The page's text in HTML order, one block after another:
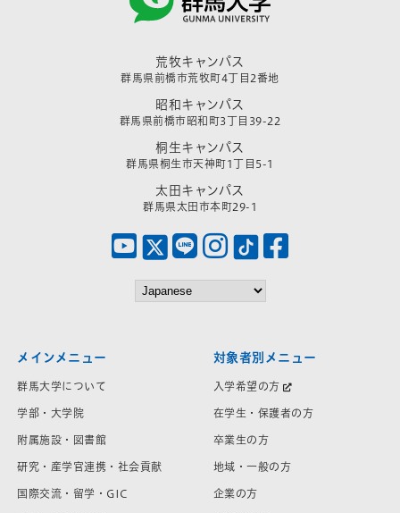
荒牧キャンパス
群馬県前橋市荒牧町4丁目2番地
昭和キャンパス
群馬県前橋市昭和町3丁目39-22
桐生キャンパス
群馬県桐生市天神町1丁目5-1
太田キャンパス
群馬県太田市本町29-1
メインメニュー
群馬大学について
学部・大学院
附属施設・図書館
研究・産学官連携・社会貢献
国際交流・留学・GIC
対象者別メニュー
入学希望の方
在学生・保護者の方
卒業生の方
地域・一般の方
企業の方